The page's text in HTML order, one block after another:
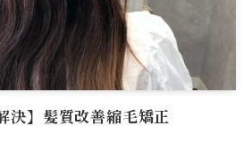
決】髪質改善縮毛矯正